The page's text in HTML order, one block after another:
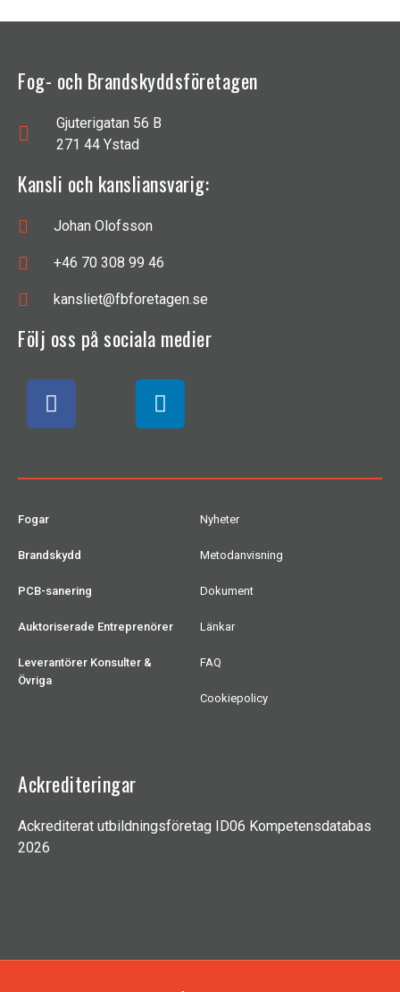
Fog- och Brandskyddsföretagen
Gjuterigatan 56 B
271 44 Ystad
Kansli och kansliansvarig:
Johan Olofsson
+46 70 308 99 46
kansliet@fbforetagen.se
Följ oss på sociala medier
Fogar
Brandskydd
PCB-sanering
Auktoriserade Entreprenörer
Leverantörer Konsulter &
Övriga
Nyheter
Metodanvisning
Dokument
Länkar
FAQ
Cookiepolicy
Ackrediteringar
Ackrediterat utbildningsföretag ID06 Kompetensdatabas
2026